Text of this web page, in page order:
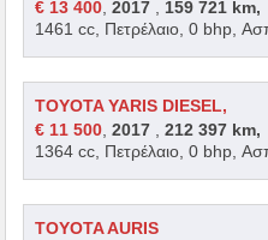
€ 13 400 ,2017
159 721 km,
1461 cc, Πετρέλαιο, 0 bhp,
TOYOTA YARIS DIESEL,
€ 11 500 ,2017 ,212 397 km,
1364 cc, Πετρέλαιο, 0 bhp,
TOYOTA AURIS